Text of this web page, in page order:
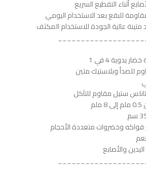
أثناء التقطيع السريع
للبقع بعد الاستخدام اليومي
عالية الجودة للاستخدام المكثف
يدوية 4 في 1
للصدأ وبلاستيك متين
ستيل مقاوم للتآكل
فواكه وخضروات متعددة الأحجام
والأصابع